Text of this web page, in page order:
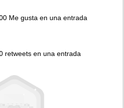
Me gusta en una entrada
retweets en una entrada